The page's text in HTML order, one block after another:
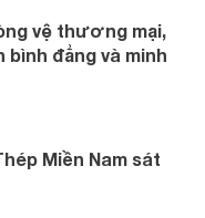
vệ thương mại,
đẳng và minh
Miền Nam sát